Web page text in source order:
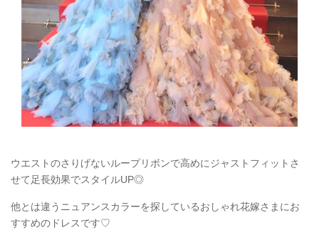
ウエストのさりげないループリボンで高めにジャストフィットさ
せて足長効果でスタイルUP◎
他とは違うニュアンスカラーを探しているおしゃれ花嫁さまにお
すすめのドレスです♡